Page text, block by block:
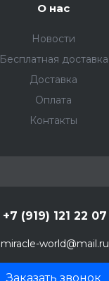
О нас
Новости
Бесплатная доставка
Доставка
Оплата
Контакты
+7 (919) 121 22 07
miracle-world@mail.ru
Заказать звонок